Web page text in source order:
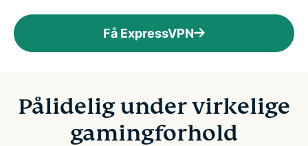
Få ExpressVPN
Pålidelig under virkelige
gamingforhold